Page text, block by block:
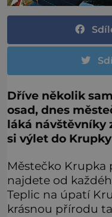
Dříve několik
osad, dnes
láká návštěvníky
si výlet do
Městečko Krupka
najdete od
Teplic na úpatí
krásnou přírodu